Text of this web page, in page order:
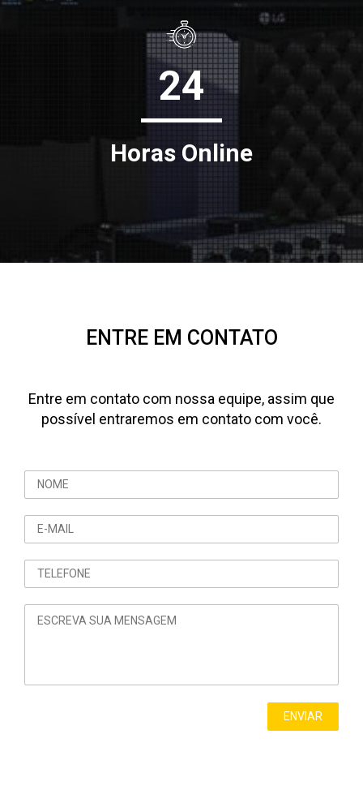
24
Horas Online
ENTRE EM CONTATO
Entre em contato com nossa equipe, assim que
possível entraremos em contato com você.